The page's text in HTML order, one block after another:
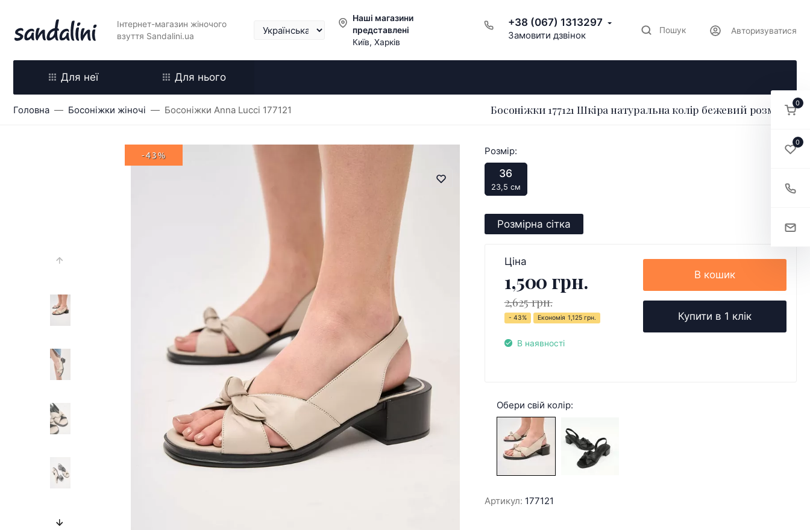
Інтернет-магазин жіночого
взуття Sandalini.ua
Наші магазини
представлені
Київ, Харків
+38 (067) 1313297
Замовити дзвінок Пошук Авторизуватися
Для неї Для нього
Головна Босоніжки жіночі Босоніжки Anna Lucci 177121 Босоніжки 177121 Шкіра натуральна колір бежевий розмір 36
-43% Розмір:
36
23,5 см
Розмірна сітка
Ціна
1,500 грн.
2,625 грн.
- 43% Економія 1,125 грн.
В наявності
В кошик
Купити в 1 клік
Обери свій колір:
Артикул: 177121
0
0